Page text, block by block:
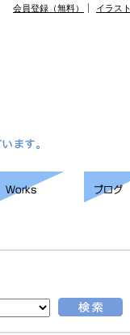
会員登録（無料） イラス